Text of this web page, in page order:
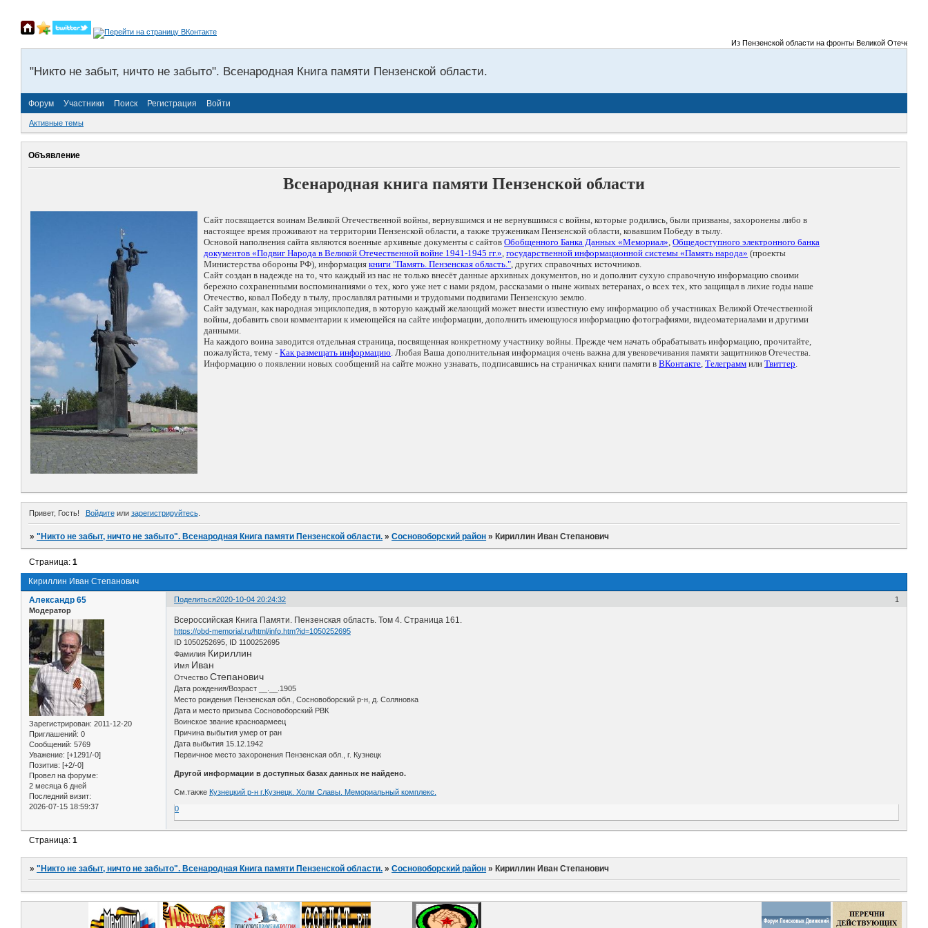
Из Пензенской области на фронты Великой
"Никто не забыт, ничто не забыто". Всенародная Книга памяти Пензенской области.
Форум Участники Поиск Регистрация Войти
Активные темы
Объявление
Всенародная книга памяти Пензенской области
Сайт посвящается воинам Великой Отечественной войны, вернувшимся и не вернувшимся с войны, которые родились, были призваны, захоронены либо в
настоящее время проживают на территории Пензенской области, а также труженикам Пензенской области, ковавшим Победу в тылу.
Основой наполнения сайта являются военные архивные документы с сайтов Обобщенного Банка Данных «Мемориал», Общедоступного электронного банка
документов «Подвиг Народа в Великой Отечественной войне 1941-1945 гг.», государственной информационной системы «Память народа» (проекты
Министерства обороны РФ), информация книги "Память. Пензенская область.", других справочных источников.
Сайт создан в надежде на то, что каждый из нас не только внесёт данные архивных документов, но и дополнит сухую справочную информацию своими
бережно сохраненными воспоминаниями о тех, кого уже нет с нами рядом, рассказами о ныне живых ветеранах, о всех тех, кто защищал в лихие годы наше
Отечество, ковал Победу в тылу, прославлял ратными и трудовыми подвигами Пензенскую землю.
Сайт задуман, как народная энциклопедия, в которую каждый желающий может внести известную ему информацию об участниках Великой Отечественной
войны, добавить свои комментарии к имеющейся на сайте информации, дополнить имеющуюся информацию фотографиями, видеоматериалами и другими
данными.
На каждого воина заводится отдельная страница, посвященная конкретному участнику войны. Прежде чем начать обрабатывать информацию, прочитайте,
пожалуйста, тему - Как размещать информацию. Любая Ваша дополнительная информация очень важна для увековечивания памяти защитников Отечества.
Информацию о появлении новых сообщений на сайте можно узнавать, подписавшись на страничках книги памяти в ВКонтакте, Телеграмм или Твиттер.
Привет, Гость! Войдитеили зарегистрируйтесь.
»"Никто не забыт, ничто не забыто". Всенародная Книга памяти Пензенской области. »Сосновоборский район » Кириллин Иван Степанович
Кириллин Иван Степанович
Страница:1
Поделиться 1
2020-10-04 20:24:32
Александр 65
Модератор
Зарегистрирован: 2011-12-20
Приглашений: 0
Сообщений: 5769
Уважение: [+1291/-0]
Позитив: [+2/-0]
Провел на форуме:
2 месяца 6 дней
Последний визит:
2026-07-15 18:59:37
Всероссийская Книга Памяти. Пензенская область. Том 4. Страница 161.
https://obd-memorial.ru/html/info.htm?id=1050252695
ID 1050252695, ID 1100252695
Фамилия Кириллин
Имя Иван
ОтчествоСтепанович
Дата рождения/Возраст __.__.1905
Место рождения Пензенская обл., Сосновоборский р-н, д. Соляновка
Дата и место призыва Сосновоборский РВК
Воинское звание красноармеец
Причина выбытия умер от ран
Дата выбытия 15.12.1942
Первичное место захоронения Пензенская обл., г. Кузнецк
Другой информации в доступных базах данных не найдено.
См.также Кузнецкий р-н г.Кузнецк. Холм Славы. Мемориальный комплекс.
0
Страница:1
»"Никто не забыт, ничто не забыто". Всенародная Книга памяти Пензенской области. »Сосновоборский район » Кириллин Иван Степанович